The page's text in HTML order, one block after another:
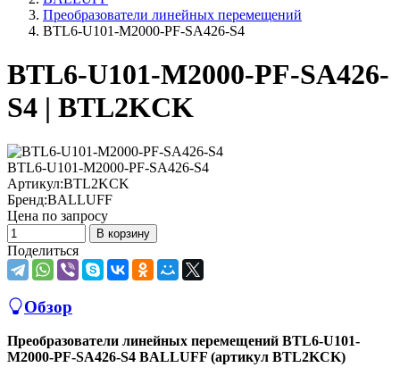
Преобразователи линейных перемещений
BTL6-U101-M2000-PF-SA426-S4
BTL6-U101-M2000-PF-SA426-
S4 | BTL2KCK
BTL6-U101-M2000-PF-SA426-S4
Артикул:BTL2KCK
Бренд:BALLUFF
Цена по запросу
В корзину
Поделиться
Обзор
Преобразователи линейных перемещений BTL6-U101-
M2000-PF-SA426-S4 BALLUFF (артикул BTL2KCK)